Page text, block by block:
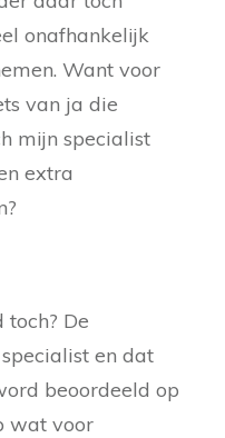
onafhankelijk
Want voor
van ja die
mijn specialist
extra
toch? De
en dat
beoordeeld op
wat voor